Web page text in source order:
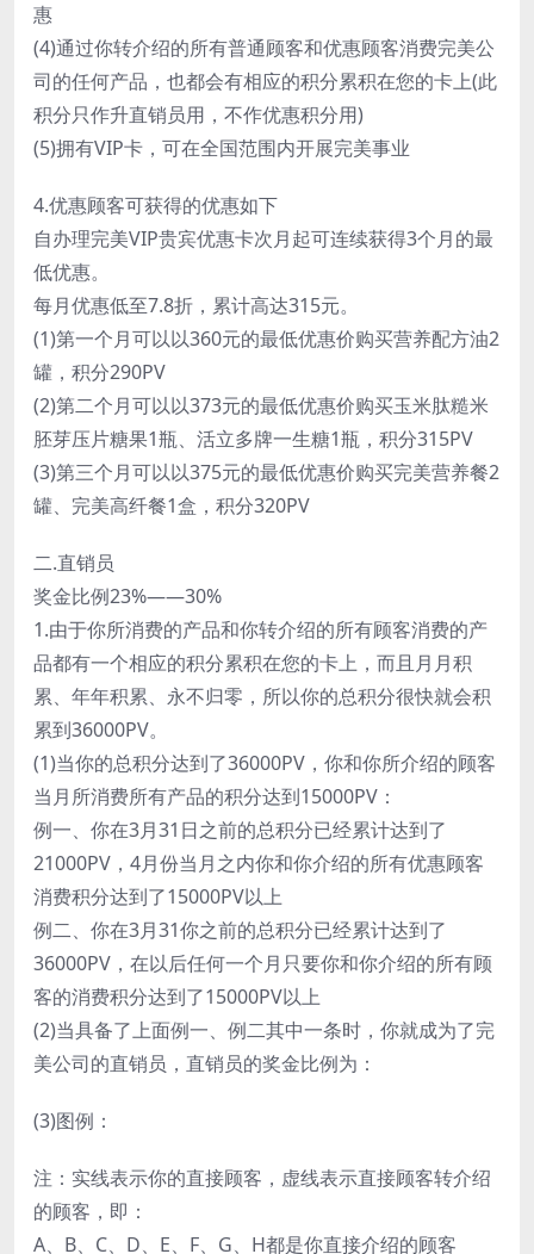
惠
(4)通过你转介绍的所有普通顾客和优惠顾客消费完美公
司的任何产品，也都会有相应的积分累积在您的卡上(此
积分只作升直销员用，不作优惠积分用)
(5)拥有VIP卡，可在全国范围内开展完美事业
4.优惠顾客可获得的优惠如下
自办理完美VIP贵宾优惠卡次月起可连续获得3个月的最
低优惠。
每月优惠低至7.8折，累计高达315元。
(1)第一个月可以以360元的最低优惠价购买营养配方油2
罐，积分290PV
(2)第二个月可以以373元的最低优惠价购买玉米肽糙米
胚芽压片糖果1瓶、活立多牌一生糖1瓶，积分315PV
(3)第三个月可以以375元的最低优惠价购买完美营养餐2
罐、完美高纤餐1盒，积分320PV
二.直销员
奖金比例23%——30%
1.由于你所消费的产品和你转介绍的所有顾客消费的产
品都有一个相应的积分累积在您的卡上，而且月月积
累、年年积累、永不归零，所以你的总积分很快就会积
累到36000PV。
(1)当你的总积分达到了36000PV，你和你所介绍的顾客
当月所消费所有产品的积分达到15000PV：
例一、你在3月31日之前的总积分已经累计达到了
21000PV，4月份当月之内你和你介绍的所有优惠顾客
消费积分达到了15000PV以上
例二、你在3月31你之前的总积分已经累计达到了
36000PV，在以后任何一个月只要你和你介绍的所有顾
客的消费积分达到了15000PV以上
(2)当具备了上面例一、例二其中一条时，你就成为了完
美公司的直销员，直销员的奖金比例为：
(3)图例：
注：实线表示你的直接顾客，虚线表示直接顾客转介绍
的顾客，即：
A、B、C、D、E、F、G、H都是你直接介绍的顾客